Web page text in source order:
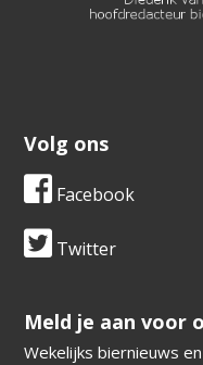
Volg ons
Facebook
Twitter
​​​​​​​Meld je aan voor
Wekelijks biernieuws